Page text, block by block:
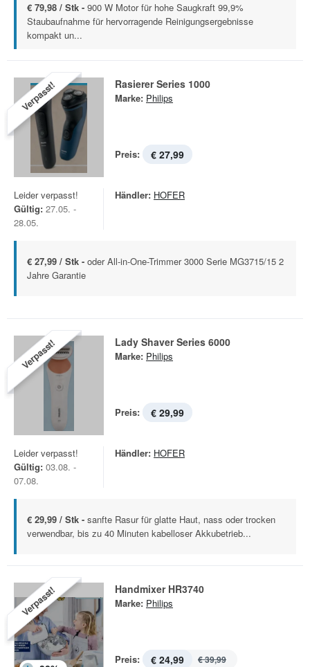
€ 79,98 / Stk - 900 W Motor für hohe Saugkraft 99,9%
Staubaufnahme für hervorragende Reinigungsergebnisse
kompakt un...
Verpasst! Rasierer Series 1000
Marke: Philips
Preis: € 27,99
Leider verpasst!
Gültig: 27.05. -
28.05.
Händler: HOFER
€ 27,99 / Stk - oder All-in-One-Trimmer 3000 Serie MG3715/15 2
Jahre Garantie
Verpasst! Lady Shaver Series 6000
Marke: Philips
Preis: € 29,99
Leider verpasst!
Gültig: 03.08. -
07.08.
Händler: HOFER
€ 29,99 / Stk - sanfte Rasur für glatte Haut, nass oder trocken
verwendbar, bis zu 40 Minuten kabelloser Akkubetrieb...
Verpasst! Handmixer HR3740
Marke: Philips
Preis: € 24,99 € 39,99